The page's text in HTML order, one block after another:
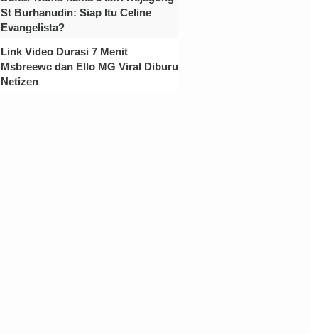
St Burhanudin: Siap Itu Celine
Evangelista?
Link Video Durasi 7 Menit
Msbreewc dan Ello MG Viral Diburu
Netizen